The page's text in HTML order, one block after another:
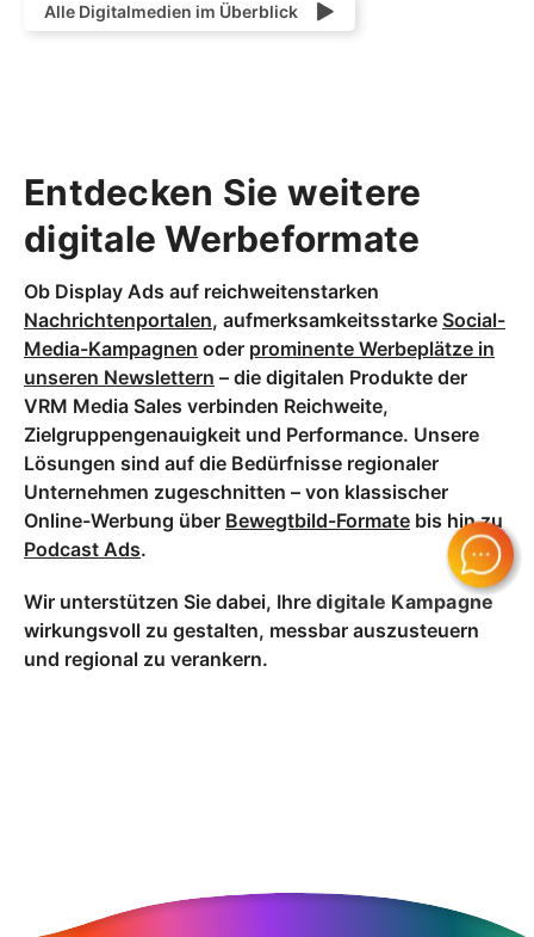
Alle Digitalmedien im Überblick
Entdecken Sie weitere
digitale Werbeformate
Ob Display Ads auf reichweitenstarken
Nachrichtenportalen, aufmerksamkeitsstarke Social-
Media-Kampagnen oder prominente Werbeplätze in
unseren Newslettern – die digitalen Produkte der
VRM Media Sales verbinden Reichweite,
Zielgruppengenauigkeit und Performance. Unsere
Lösungen sind auf die Bedürfnisse regionaler
Unternehmen zugeschnitten – von klassischer
Online-Werbung über Bewegtbild-Formate bis hin zu
Podcast Ads.
Wir unterstützen Sie dabei, Ihre digitale Kampagne
wirkungsvoll zu gestalten, messbar auszusteuern
und regional zu verankern.